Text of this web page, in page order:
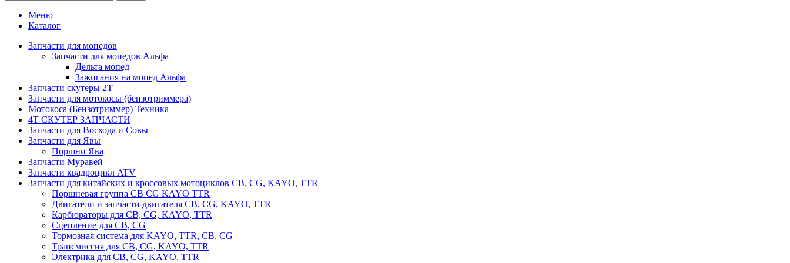
Меню
Каталог
Запчасти для мопедов
Запчасти для мопедов Альфа
Дельта мопед
Зажигания на мопед Альфа
Запчасти скутеры 2Т
Запчасти для мотокосы (бензотриммера)
Мотокоса (Бензотриммер) Техника
4Т СКУТЕР ЗАПЧАСТИ
Запчасти для Восхода и Совы
Запчасти для Явы
Поршни Ява
Запчасти Муравей
Запчасти квадроцикл ATV
Запчасти для китайских и кроссовых мотоциклов CB, CG, KAYO, TTR
Поршневая группа CB CG KAYO TTR
Двигатели и запчасти двигателя CB, CG, KAYO, TTR
Карбюраторы для CB, CG, KAYO, TTR
Сцепление для CB, CG
Тормозная система для KAYO, TTR, CB, CG
Трансмиссия для CB, CG, KAYO, TTR
Электрика для CB, CG, KAYO, TTR